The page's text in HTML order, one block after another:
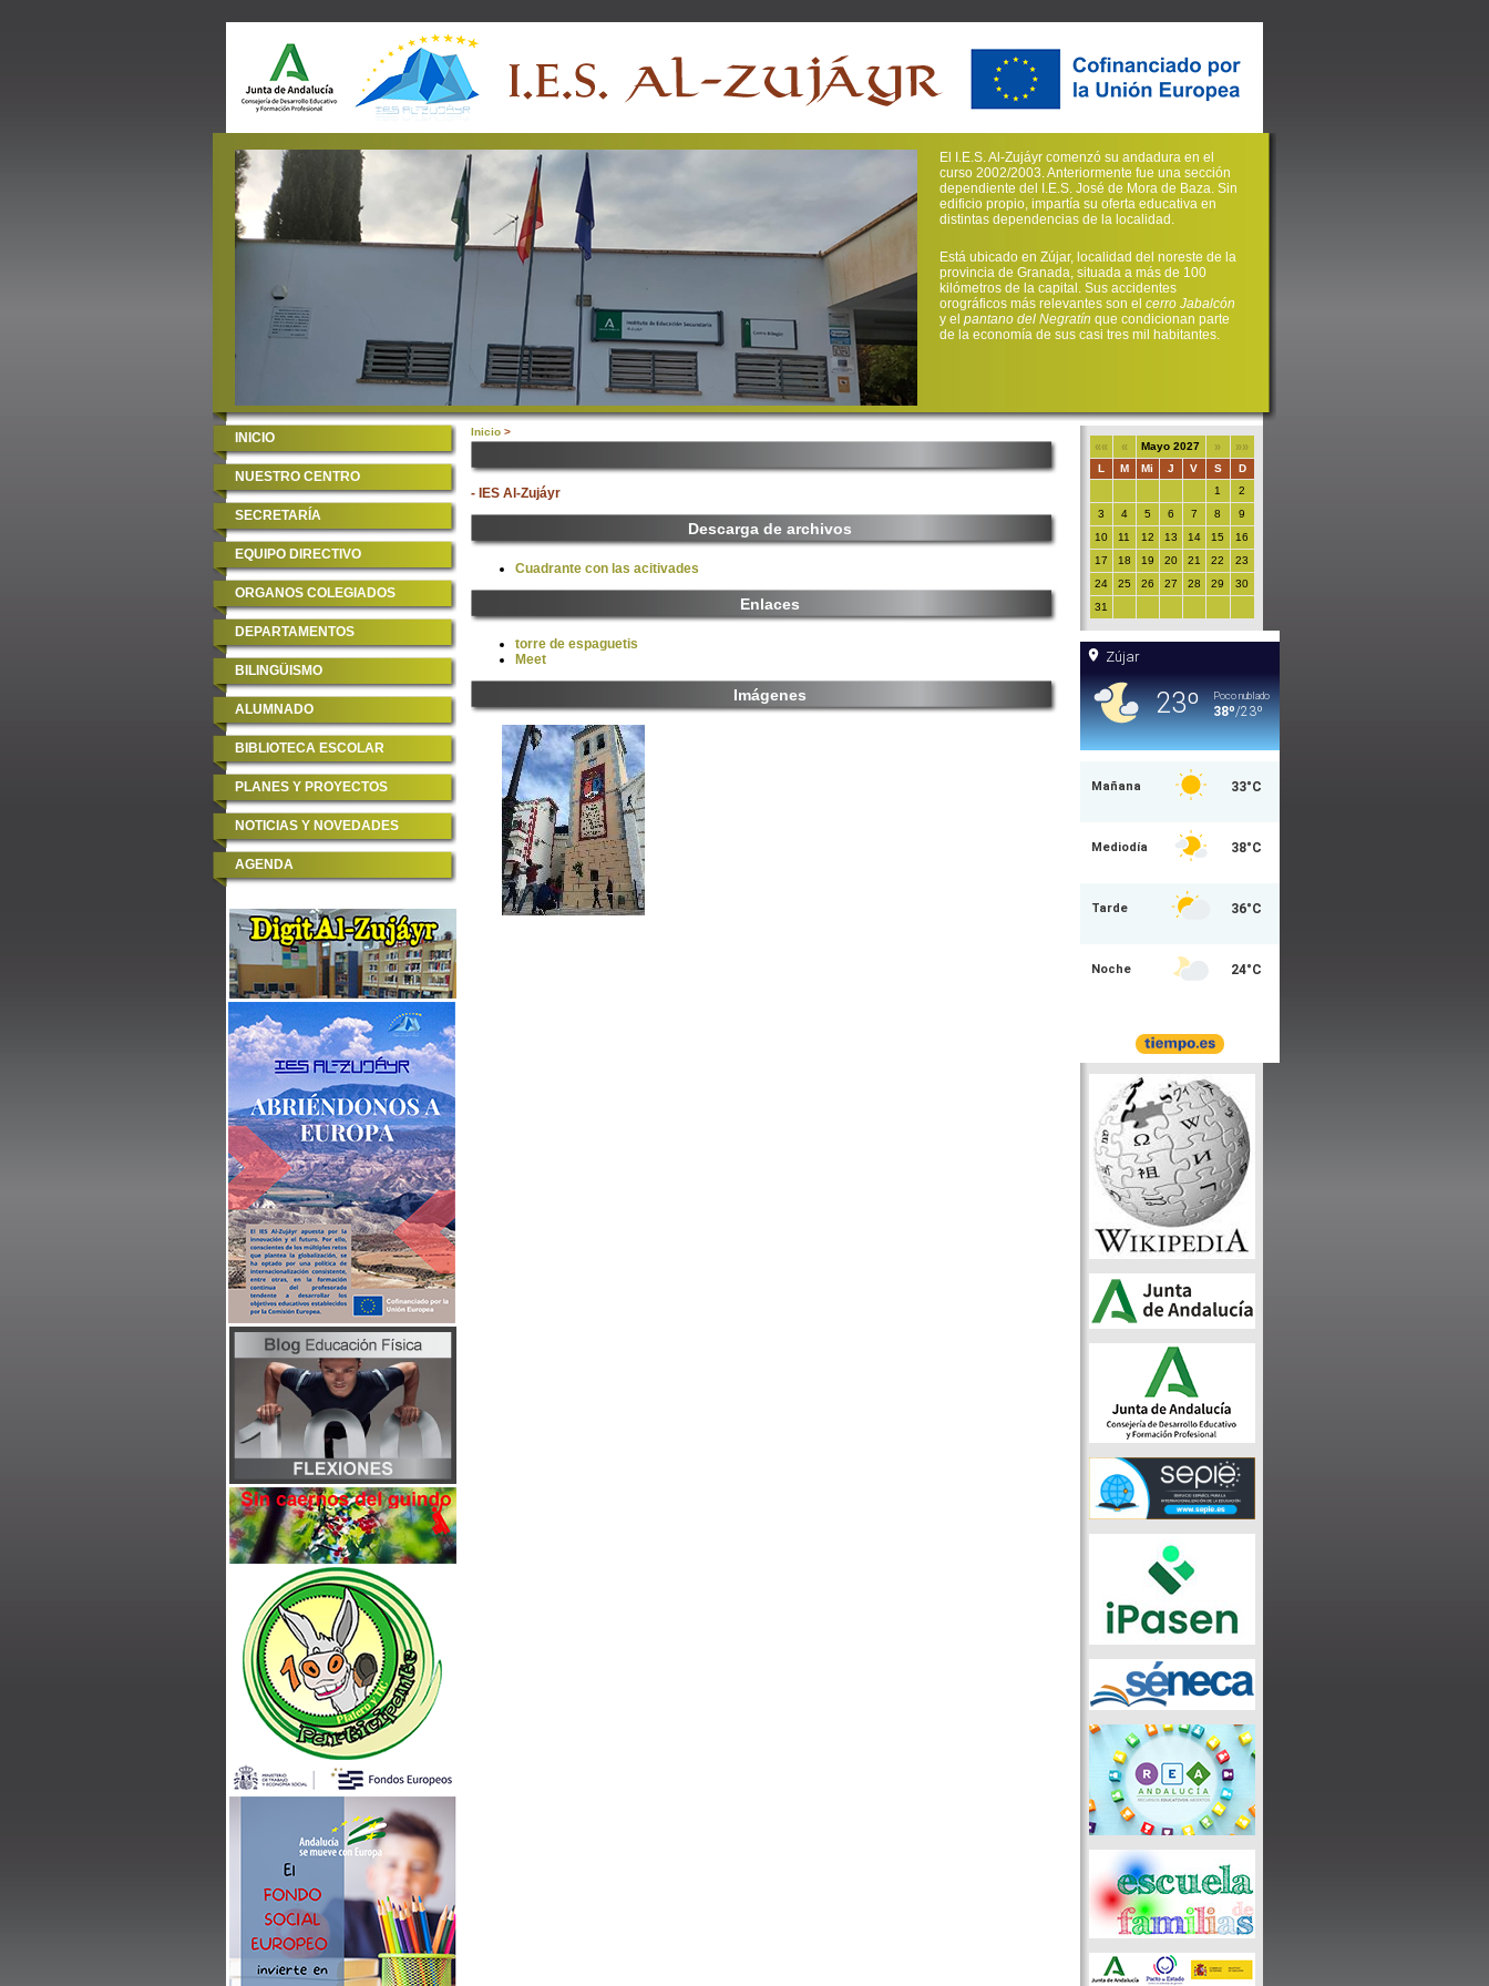
El I.E.S. Al-Zujáyr comenzó su andadura en el
curso 2002/2003. Anteriormente fue una sección
dependiente del I.E.S. José de Mora de Baza. Sin
edificio propio, impartía su oferta educativa en
distintas dependencias de la localidad.
Está ubicado en Zújar, localidad del noreste de la
provincia de Granada, situada a más de 100
kilómetros de la capital. Sus accidentes
orográficos más relevantes son el cerro Jabalcón
y el pantano del Negratín que condicionan parte
de la economía de sus casi tres mil habitantes.
INICIO
NUESTRO CENTRO
SECRETARÍA
EQUIPO DIRECTIVO
ORGANOS COLEGIADOS
DEPARTAMENTOS
BILINGÜISMO
ALUMNADO
BIBLIOTECA ESCOLAR
PLANES Y PROYECTOS
NOTICIAS Y NOVEDADES
AGENDA
Inicio >
- IES Al-Zujáyr
Descarga de archivos
Cuadrante con las acitivades
Enlaces
torre de espaguetis
Meet
Imágenes
«« « Mayo 2027 » »»
L M Mi J V S
D
1
2
3
4 5 6 7 8
9
10
11 12 13 14 15
16
17
18 19 20 21 22
23
24
25 26 27 28 29
30
31